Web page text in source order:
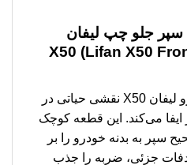
سپر جلو چپ لیفان
X50 (Lifan X50
براکت سپر جلو چپ خودرو لیفان X50 نقشی حیاتی در
می‌کند. این قطعه کوچک
سپر به بدنه خودرو را بر
جزئی، ضربه را جذب